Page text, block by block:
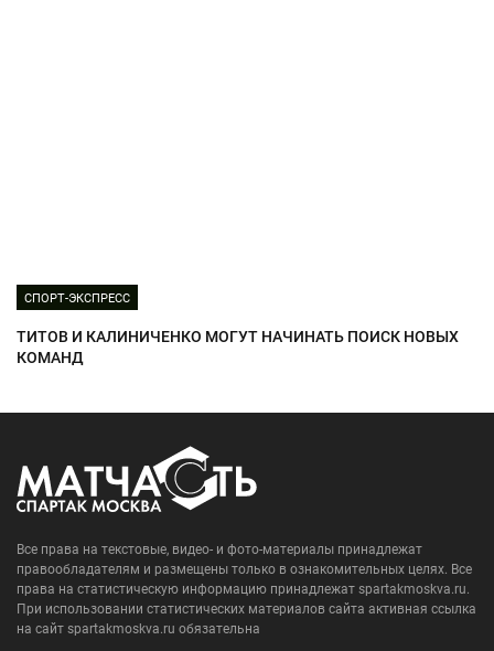
СПОРТ-ЭКСПРЕСС
ТИТОВ И КАЛИНИЧЕНКО МОГУТ НАЧИНАТЬ ПОИСК НОВЫХ
КОМАНД
Все права на текстовые, видео- и фото-материалы принадлежат
правообладателям и размещены только в ознакомительных целях. Все
права на статистическую информацию принадлежат spartakmoskva.ru.
При использовании статистических материалов сайта активная ссылка
на сайт spartakmoskva.ru обязательна